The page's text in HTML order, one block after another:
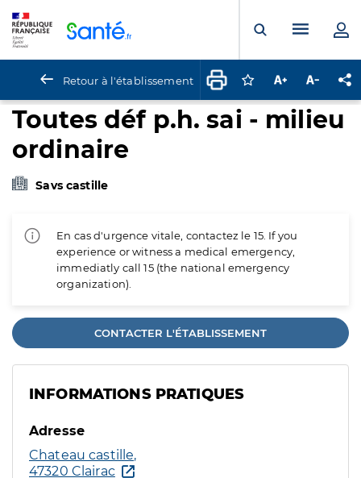
Ouvrir laMenu
Retour à l'établissement Connectez-vous
Augmenter la
Toutes déf p.h. sai - milieu
ordinaire
Savs castille
En cas d'urgence vitale, contactez le 15. If you
experience or witness a medical emergency,
immediatly call 15 (the national emergency
organization).
CONTACTER L'ÉTABLISSEMENT
INFORMATIONS PRATIQUES
Adresse
Chateau castille,
47320 Clairac